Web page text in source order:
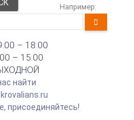
Например:
– 18:00
– 15:00
найти
присоединяйтесь!